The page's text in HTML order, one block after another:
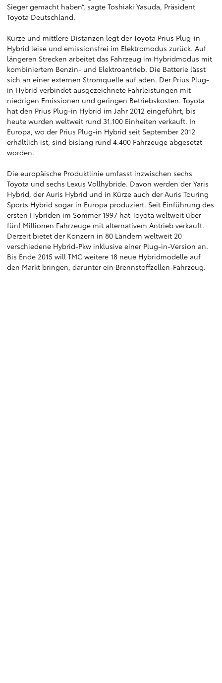
Sieger gemacht haben“, sagte Toshiaki Yasuda, Präsident
Toyota Deutschland.
Kurze und mittlere Distanzen legt der Toyota Prius Plug-in
Hybrid leise und emissionsfrei im Elektromodus zurück. Auf
längeren Strecken arbeitet das Fahrzeug im Hybridmodus mit
kombiniertem Benzin- und Elektroantrieb. Die Batterie lässt
sich an einer externen Stromquelle aufladen. Der Prius Plug-
in Hybrid verbindet ausgezeichnete Fahrleistungen mit
niedrigen Emissionen und geringen Betriebskosten. Toyota
hat den Prius Plug-in Hybrid im Jahr 2012 eingeführt, bis
heute wurden weltweit rund 31.100 Einheiten verkauft. In
Europa, wo der Prius Plug-in Hybrid seit September 2012
erhältlich ist, sind bislang rund 4.400 Fahrzeuge abgesetzt
worden.
Die europäische Produktlinie umfasst inzwischen sechs
Toyota und sechs Lexus Vollhybride. Davon werden der Yaris
Hybrid, der Auris Hybrid und in Kürze auch der Auris Touring
Sports Hybrid sogar in Europa produziert. Seit Einführung des
ersten Hybriden im Sommer 1997 hat Toyota weltweit über
fünf Millionen Fahrzeuge mit alternativem Antrieb verkauft.
Derzeit bietet der Konzern in 80 Ländern weltweit 20
verschiedene Hybrid-Pkw inklusive einer Plug-in-Version an.
Bis Ende 2015 will TMC weitere 18 neue Hybridmodelle auf
den Markt bringen, darunter ein Brennstoffzellen-Fahrzeug.